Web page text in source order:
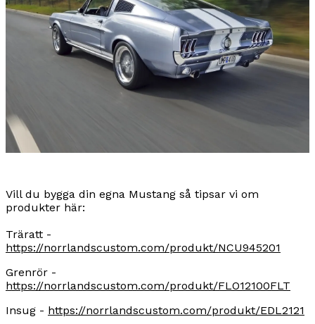
Vill du bygga din egna Mustang så tipsar vi om
produkter här:
Träratt -
https://norrlandscustom.com/produkt/NCU945201
Grenrör -
https://norrlandscustom.com/produkt/FLO12100FLT
Insug - https://norrlandscustom.com/produkt/EDL2121